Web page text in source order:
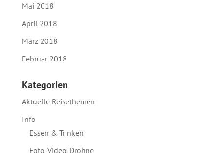
Mai 2018
April 2018
März 2018
Februar 2018
Kategorien
Aktuelle Reisethemen
Info
Essen & Trinken
Foto-Video-Drohne